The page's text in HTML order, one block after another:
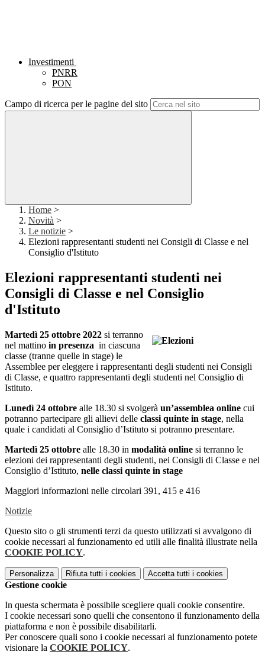
Investimenti
PNRR
PON
Campo di ricerca per le pagine del sito
Home >
Novità >
Le notizie >
Elezioni rappresentanti studenti nei Consigli di Classe e nel
Consiglio d'Istituto
Elezioni rappresentanti studenti nei
Consigli di Classe e nel Consiglio
d'Istituto
Martedì 25 ottobre 2022 si terranno
nel mattino in presenza in ciascuna
classe (tranne quelle in stage) le
Assemblee per eleggere i rappresentanti degli studenti nei Consigli
di Classe, e quattro rappresentanti degli studenti nel Consiglio di
Istituto.
Lunedì 24 ottobre alle 18.30 si svolgerà un’assemblea online cui
potranno partecipare gli allievi delle classi quinte in stage, nella
quale i candidati al Consiglio d’Istituto si potranno presentare.
Martedì 25 ottobre alle 18.30 in modalità online si terranno le
elezioni dei rappresentanti degli studenti, nei Consigli di Classe e nel
Consiglio d’Istituto, nelle classi quinte in stage
Maggiori informazioni nelle circolari 391, 415 e 416
Notizie
Questo sito o gli strumenti terzi da questo utilizzati si avvalgono di
cookie necessari al funzionamento ed utili alle finalità illustrate nella
COOKIE POLICY.
Personalizza Rifiuta tutti i cookies Accetta tutti i cookies
Gestione cookie
In questa schermata è possibile scegliere quali cookie consentire.
I cookie necessari sono quelli che consentono il funzionamento della
piattaforma e non è possibile disabilitarli.
Per conoscere quali sono i cookie necessari al funzionamento potete
visionare la COOKIE POLICY.